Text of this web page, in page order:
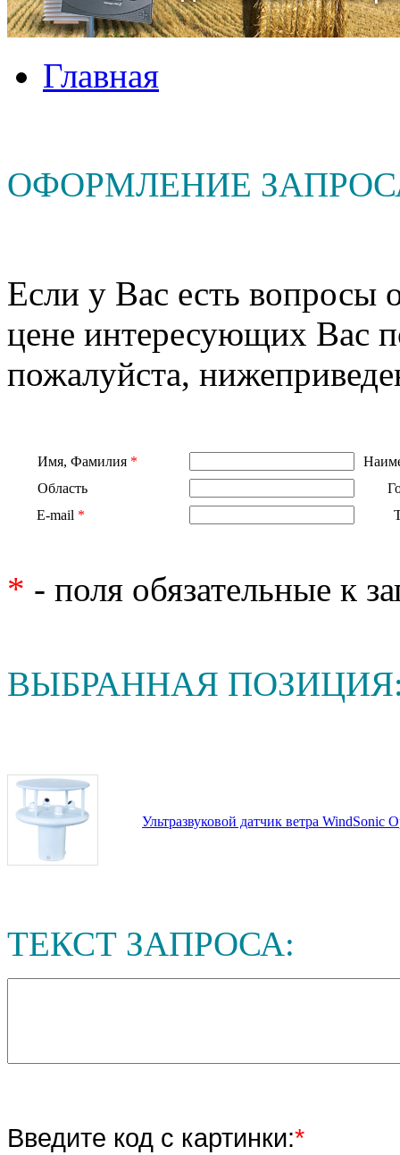
Главная
ОФОРМЛЕНИЕ
Если у Вас есть вопросы
цене интересующих Вас
пожалуйста,
Имя, Фамилия *
Область
E-mail *
* - поля обязательные к
ВЫБРАННАЯ
Ультразвуковой датчик ветра WindSonic
ТЕКСТ ЗАПРОСА:
Введите код с картинки:*